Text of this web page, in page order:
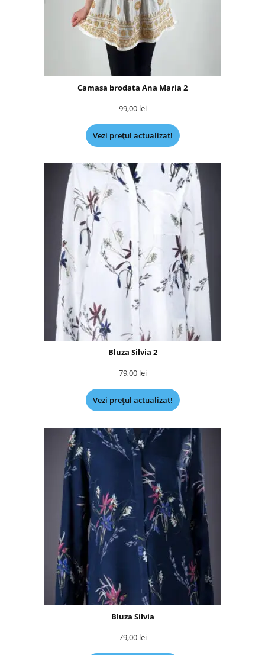
Camasa brodata Ana Maria 2
99,00 lei
Vezi prețul actualizat!
Bluza Silvia 2
79,00 lei
Vezi prețul actualizat!
Bluza Silvia
79,00 lei